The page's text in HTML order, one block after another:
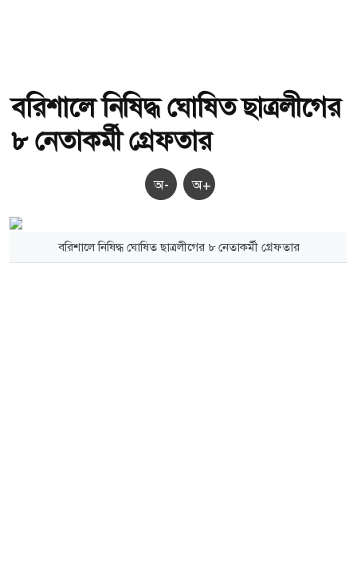
বরিশালে নিষিদ্ধ ঘোষিত ছাত্রলীগের
৮ নেতাকর্মী গ্রেফতার
অ- অ+
বরিশালে নিষিদ্ধ ঘোষিত ছাত্রলীগের ৮ নেতাকর্মী গ্রেফতার